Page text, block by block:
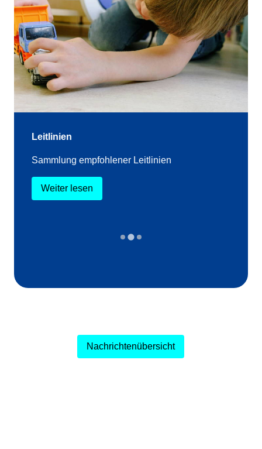
Leitlinien
Sammlung empfohlener Leitlinien
Weiter lesen
Nachrichtenübersicht